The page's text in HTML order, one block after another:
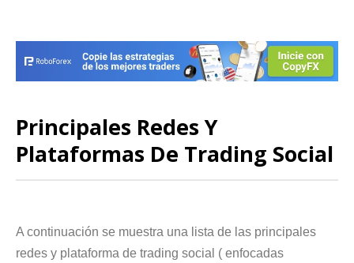
Principales Redes Y
Plataformas De Trading Social
A continuación se muestra una lista de las principales
redes y plataforma de trading social ( enfocadas